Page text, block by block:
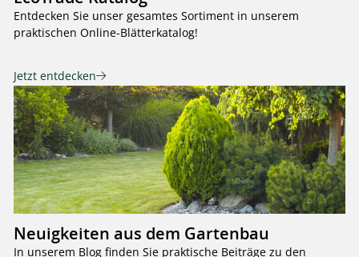
Entdecken Sie unser gesamtes Sortiment in unserem
praktischen Online-Blätterkatalog!
Jetzt entdecken
Neuigkeiten aus dem Gartenbau
In unserem Blog finden Sie praktische Beiträge zu den